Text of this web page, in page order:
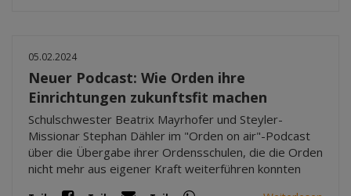
05.02.2024
Neuer Podcast: Wie Orden ihre
Einrichtungen zukunftsfit machen
Schulschwester Beatrix Mayrhofer und Steyler-
Missionar Stephan Dähler im "Orden on air"-Podcast
über die Übergabe ihrer Ordensschulen, die die Orden
nicht mehr aus eigener Kraft weiterführen konnten